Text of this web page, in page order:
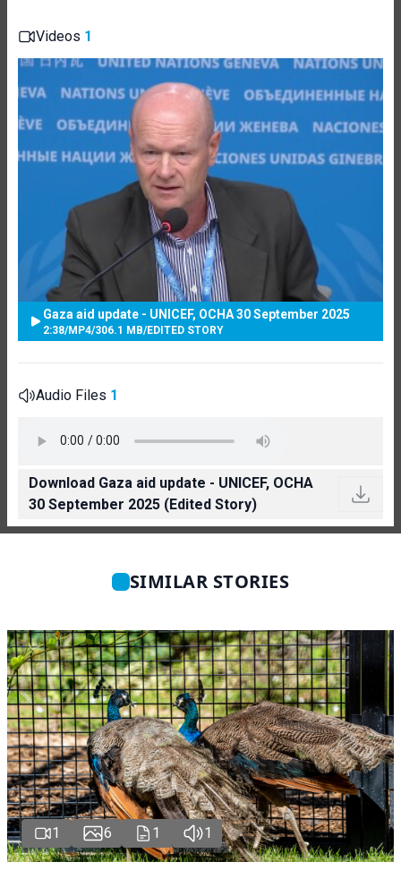
Videos 1
Gaza aid update - UNICEF, OCHA 30 September 2025
2:38/MP4/306.1 MB/EDITED STORY
Audio Files 1
Download Gaza aid update - UNICEF, OCHA
30 September 2025 (Edited Story)
SIMILAR STORIES
1 6 1 1